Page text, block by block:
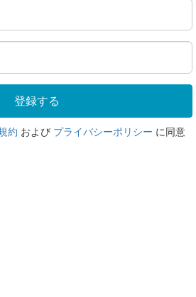
約 および プライバシーポリシー に同意